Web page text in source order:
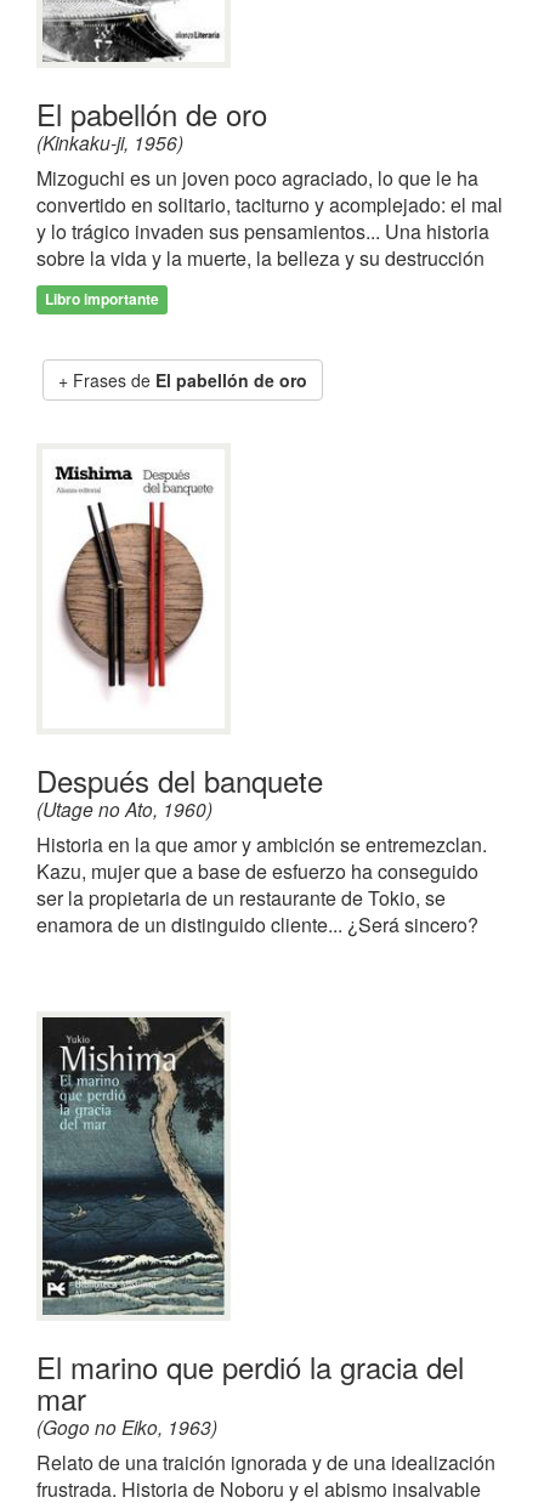
El pabellón de oro
(Kinkaku-ji, 1956)
Mizoguchi es un joven poco agraciado, lo que le ha
convertido en solitario, taciturno y acomplejado: el mal
y lo trágico invaden sus pensamientos... Una historia
sobre la vida y la muerte, la belleza y su destrucción
Libro importante
Frases de El pabellón de oro
Después del banquete
(Utage no Ato, 1960)
Historia en la que amor y ambición se entremezclan.
Kazu, mujer que a base de esfuerzo ha conseguido
ser la propietaria de un restaurante de Tokio, se
enamora de un distinguido cliente... ¿Será sincero?
El marino que perdió la gracia del
mar
(Gogo no Eiko, 1963)
Relato de una traición ignorada y de una idealización
frustrada. Historia de Noboru y el abismo insalvable